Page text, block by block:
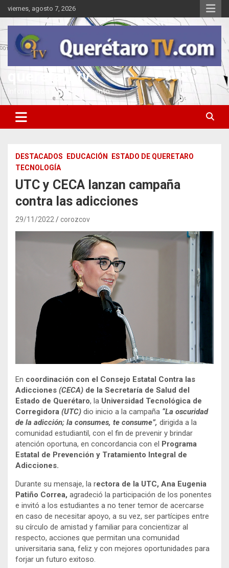
Saltar
al
contenido
viernes, agosto 7, 2026
queretarotv
Información y entretenimiento
DESTACADOS EDUCACIÓN
ESTADO DE QUERETARO
TECNOLOGÍA
UTC y CECA lanzan campaña
contra las adicciones
29/11/2022 corozcov
En coordinación con el Consejo Estatal Contra las
Adicciones (CECA) de la Secretaría de Salud del
Estado de Querétaro, la Universidad Tecnológica de
Corregidora (UTC) dio inicio a la campaña “La oscuridad
de la adicción; la consumes, te consume”, dirigida a la
comunidad estudiantil, con el fin de prevenir y brindar
atención oportuna, en concordancia con el Programa
Estatal de Prevención y Tratamiento Integral de
Adicciones.
Durante su mensaje, la rectora de la UTC, Ana Eugenia
Patiño Correa, agradeció la participación de los ponentes
e invitó a los estudiantes a no tener temor de acercarse
en caso de necesitar apoyo, a su vez, ser partícipes entre
su círculo de amistad y familiar para concientizar al
respecto, acciones que permitan una comunidad
universitaria sana, feliz y con mejores oportunidades para
forjar un futuro exitoso.